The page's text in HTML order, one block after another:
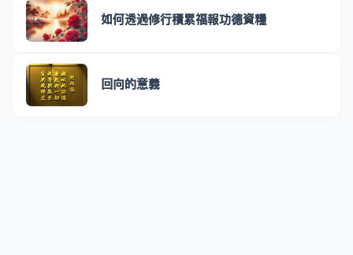
如何透過修行積累福報功德資糧
回向的意義